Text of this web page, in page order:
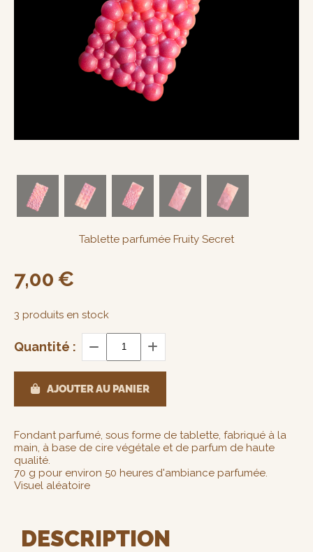
Tablette parfumée Fruity Secret
7,00 €
3 produits en stock
Quantité :
AJOUTER AU PANIER
Fondant parfumé, sous forme de tablette, fabriqué à la
main, à base de cire végétale et de parfum de haute
qualité.
70 g pour environ 50 heures d'ambiance parfumée.
Visuel aléatoire
DESCRIPTION